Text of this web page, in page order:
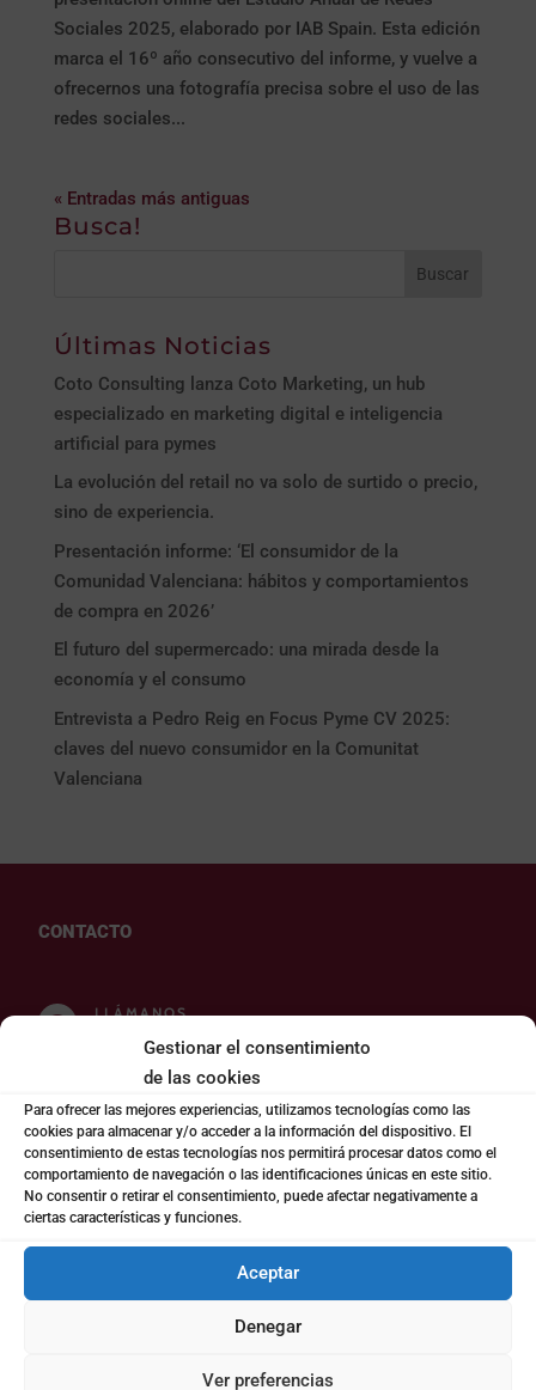
Gestionar el consentimiento
de las cookies
Para ofrecer las mejores experiencias, utilizamos tecnologías como las
cookies para almacenar y/o acceder a la información del dispositivo. El
consentimiento de estas tecnologías nos permitirá procesar datos como el
comportamiento de navegación o las identificaciones únicas en este sitio.
No consentir o retirar el consentimiento, puede afectar negativamente a
ciertas características y funciones.
Aceptar
Denegar
Ver preferencias
Sociales 2025, elaborado por IAB Spain. Esta edición
marca el 16º año consecutivo del informe, y vuelve a
ofrecernos una fotografía precisa sobre el uso de las
redes sociales...
« Entradas más antiguas
Busca!
Últimas Noticias
Coto Consulting lanza Coto Marketing, un hub
especializado en marketing digital e inteligencia
artificial para pymes
La evolución del retail no va solo de surtido o precio,
sino de experiencia.
Presentación informe: ‘El consumidor de la
Comunidad Valenciana: hábitos y comportamientos
de compra en 2026’
El futuro del supermercado: una mirada desde la
economía y el consumo
Entrevista a Pedro Reig en Focus Pyme CV 2025:
claves del nuevo consumidor en la Comunitat
Valenciana
CONTACTO
LLÁMANOS
(+34) 963942775

ESCRÍBENOS
coto@cotoconsulting.com